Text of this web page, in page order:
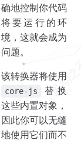
确地控制你代码
将要运行的环
境，这就会成为
问题。
该转换器将使用
core-js
替换
这些内置对象，
因此你可以无缝
地使用它们而不